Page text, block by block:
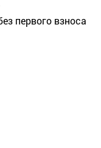
первого взноса